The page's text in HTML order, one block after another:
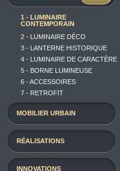
1 - LUMINAIRE
CONTEMPORAIN
2 - LUMINAIRE DÉCO
3 - LANTERNE HISTORIQUE
4 - LUMINAIRE DE CARACTÈRE
5 - BORNE LUMINEUSE
6 - ACCESSOIRES
7 - RETROFIT
MOBILIER URBAIN
RÉALISATIONS
INNOVATIONS